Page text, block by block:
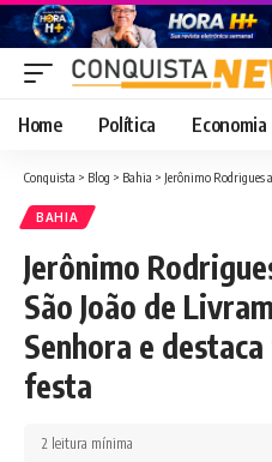
Home Política Economia
Conquista > Blog > Bahia > Jerônimo Rodrigues acompanha
BAHIA
Jerônimo
São João de
Senhora e
festa
2 leitura mínima